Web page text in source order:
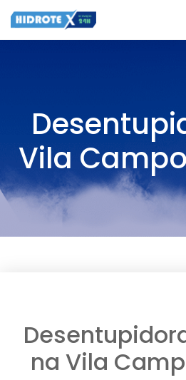
Vila
na Vila